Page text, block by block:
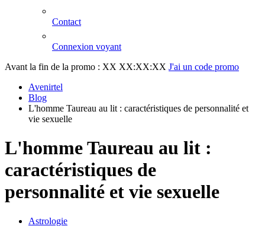
Contact
Connexion voyant
Avant la fin de la promo : XX XX:XX:XX J'ai un code promo
Avenirtel
Blog
L'homme Taureau au lit : caractéristiques de personnalité et
vie sexuelle
L'homme Taureau au lit :
caractéristiques de
personnalité et vie sexuelle
Astrologie